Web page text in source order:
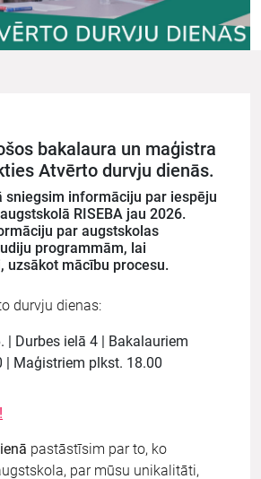
bakalaura un maģistra
Atvērto durvju dienās.
sniegsim informāciju par iespēju
RISEBA jau 2026.
par augstskolas
programmām, lai
uzsākot mācību procesu.
durvju dienas:
| Durbes ielā 4 | Bakalauriem
| Maģistriem plkst. 18.00
pastāstīsim par to, ko
par mūsu unikalitāti,